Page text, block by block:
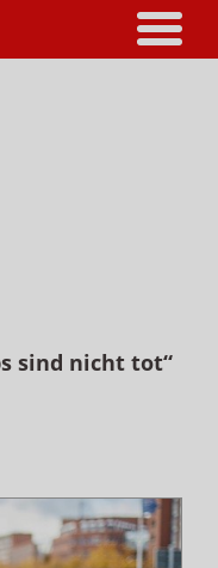
sind nicht tot“